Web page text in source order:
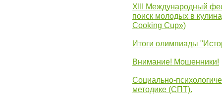
XIII Международный
поиск молодых в
Cooking Cup»)
Итоги олимпиады
Внимание! Мошенники!
Социально-
методике (СПТ).